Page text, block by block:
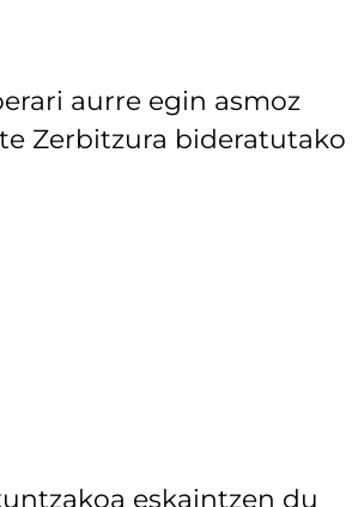
aurre egin asmoz
Zerbitzura bideratutako
eskaintzen du